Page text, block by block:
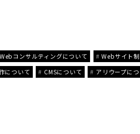
Webコンサルティングについて Webサイト
について
CMSについて アリウープに